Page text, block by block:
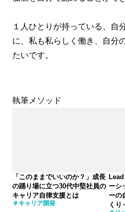
１人ひとりが持っている、自
に、私も私らしく働き、自分
たいです。
執筆メソッド
「このままでいいのか？」成長
の踊り場に立つ30代中堅社員の
キャリア自律支援とは
キャリア開発
ーシ
ーの
くり